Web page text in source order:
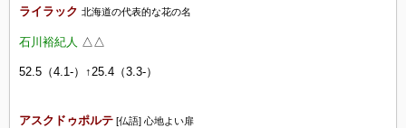
ライラック 北海道の代表的な花の名
石川裕紀人 △△
52.5（4.1-）↑25.4（3.3-）
アスクドゥポルテ [仏語] 心地よい扉